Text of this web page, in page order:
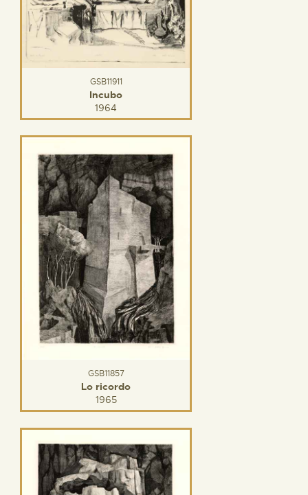
GSB11911
Incubo
1964
GSB11857
Lo ricordo
1965